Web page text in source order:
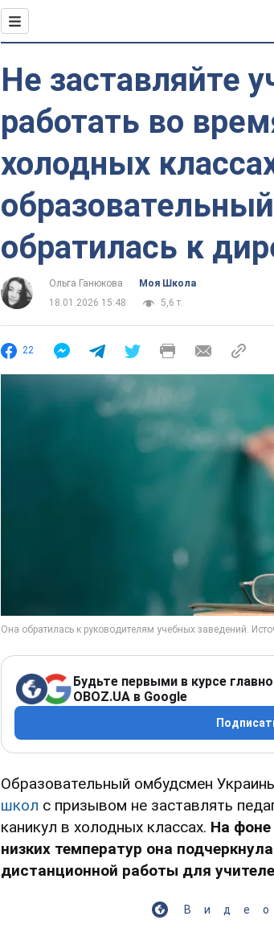
Не заставляйте
работать во
холодных
обратилась к
Ольга Ганюкова
Моя Школа
18.01.2026 15:48
5,6 т.
22
Будьте первыми в курсе
OBOZ.UA в Google
Образовательный омбудсмен
школ с призывом не заставлять
каникул в холодных классах. На фоне
низких температур она
дистанционной работы для